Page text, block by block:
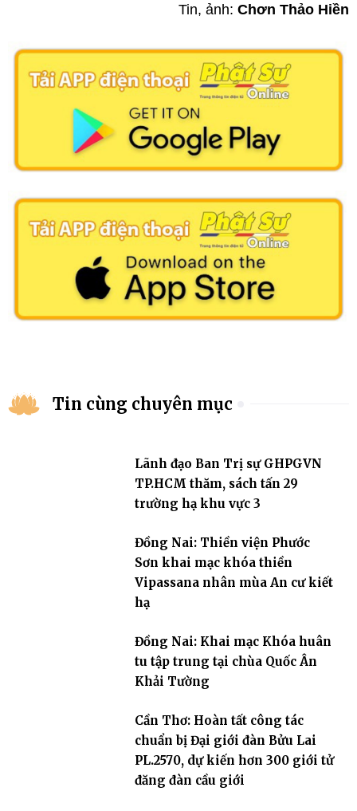
Tin, ảnh: Chơn Thảo Hiền
Tin cùng chuyên mục
Lãnh đạo Ban Trị sự GHPGVN
TP.HCM thăm, sách tấn 29
trường hạ khu vực 3
Đồng Nai: Thiền viện Phước
Sơn khai mạc khóa thiền
Vipassana nhân mùa An cư kiết
hạ
Đồng Nai: Khai mạc Khóa huân
tu tập trung tại chùa Quốc Ân
Khải Tường
Cần Thơ: Hoàn tất công tác
chuẩn bị Đại giới đàn Bửu Lai
PL.2570, dự kiến hơn 300 giới tử
đăng đàn cầu giới